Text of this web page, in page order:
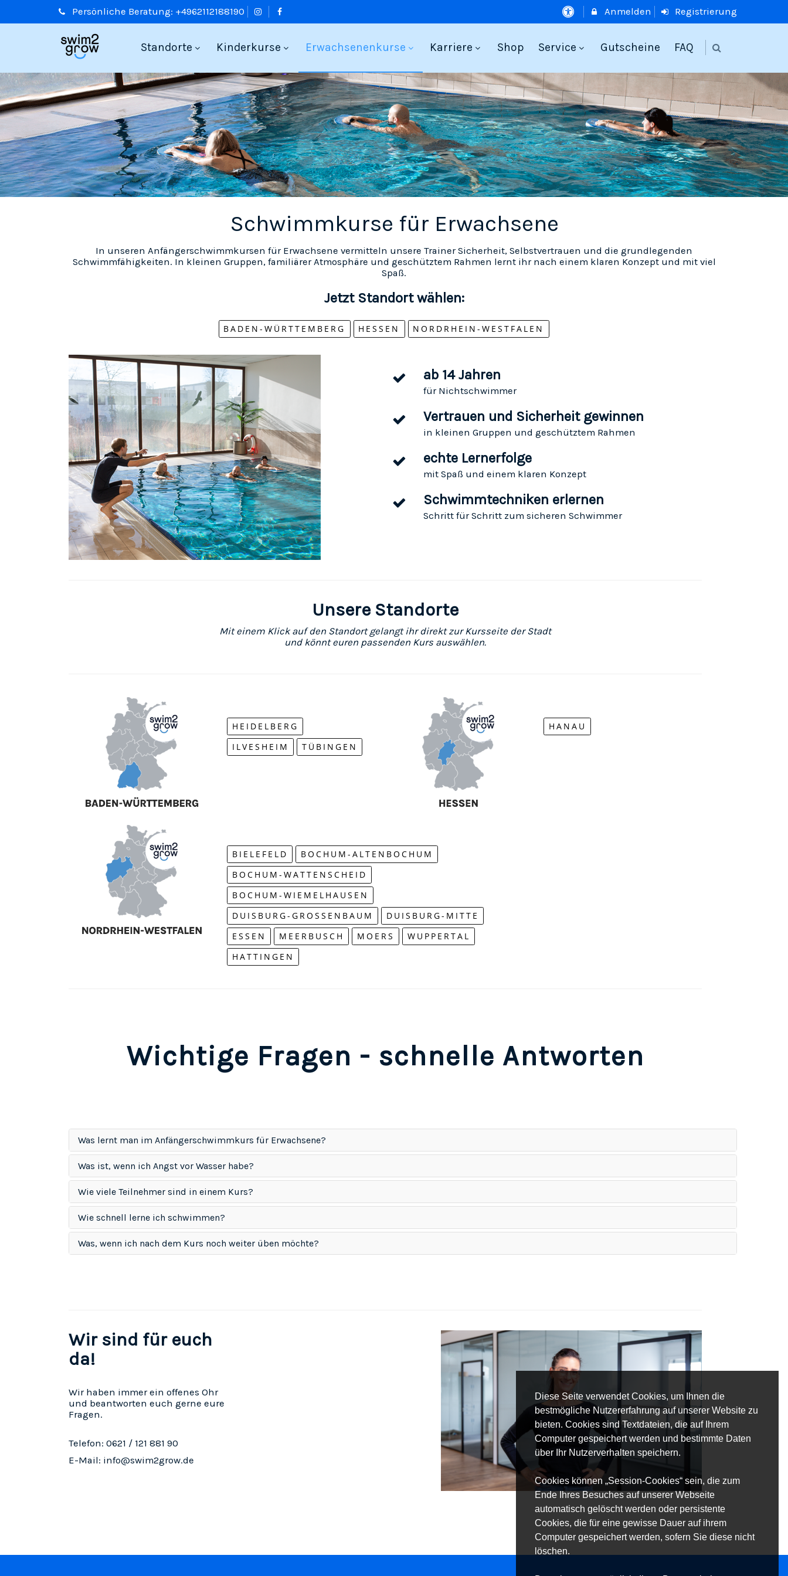
Diese Seite verwendet Cookies, um Ihnen die
bestmögliche Nutzererfahrung auf unserer Website zu
bieten. Cookies sind Textdateien, die auf Ihrem
Computer gespeichert werden und bestimmte Daten
über Ihr Nutzerverhalten speichern.
Cookies können „Session-Cookies“ sein, die zum
Ende Ihres Besuches auf unserer Webseite
automatisch gelöscht werden oder persistente
Cookies, die für eine gewisse Dauer auf ihrem
Computer gespeichert werden, sofern Sie diese nicht
löschen.
Persönliche Beratung: +4962112188190 Anmelden Registrierung
Standorte Kinderkurse Erwachsenenkurse Karriere Shop Service Gutscheine FAQ
Schwimmkurse für Erwachsene
In unseren Anfängerschwimmkursen für Erwachsene vermitteln unsere Trainer Sicherheit, Selbstvertrauen und die grundlegenden
Schwimmfähigkeiten. In kleinen Gruppen, familiärer Atmosphäre und geschütztem Rahmen lernt ihr nach einem klaren Konzept und mit viel
Spaß.
Jetzt Standort wählen:
BADEN-WÜRTTEMBERG HESSEN NORDRHEIN-WESTFALEN
ab 14 Jahren
für Nichtschwimmer
Vertrauen und Sicherheit gewinnen
in kleinen Gruppen und geschütztem Rahmen
echte Lernerfolge
mit Spaß und einem klaren Konzept
Schwimmtechniken erlernen
Schritt für Schritt zum sicheren Schwimmer
Unsere Standorte
Mit einem Klick auf den Standort gelangt ihr direkt zur Kursseite der Stadt
und könnt euren passenden Kurs auswählen.
HEIDELBERG
ILVESHEIM
TÜBINGEN
HANAU
BIELEFELD
BOCHUM-ALTENBOCHUM
BOCHUM-WATTENSCHEID
BOCHUM-WIEMELHAUSEN
DUISBURG-GROSSENBAUM
DUISBURG-MITTE
ESSEN
MEERBUSCH MOERS
WUPPERTAL
HATTINGEN
Wichtige Fragen - schnelle Antworten
Was lernt man im Anfängerschwimmkurs für Erwachsene?
Was ist, wenn ich Angst vor Wasser habe?
Wie viele Teilnehmer sind in einem Kurs?
Wie schnell lerne ich schwimmen?
Was, wenn ich nach dem Kurs noch weiter üben möchte?
Wir sind für euch
da!
Wir haben immer ein offenes Ohr
und beantworten euch gerne eure
Fragen.
Telefon: 0621 / 121 881 90
E-Mail: info@swim2grow.de